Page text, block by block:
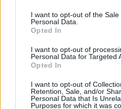
I want to opt-out of the Sale
Personal Data.
Opted In
I want to opt-out of
Personal Data for Targeted
Opted In
I want to opt-out of
Retention, Sale, and/or
Personal Data that Is
Purposes for which it was